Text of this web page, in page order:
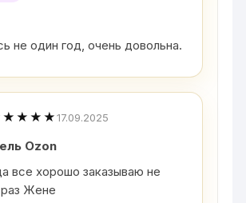
не один год, очень довольна.
17.09.2025
Ozon
все хорошо заказываю не
Жене